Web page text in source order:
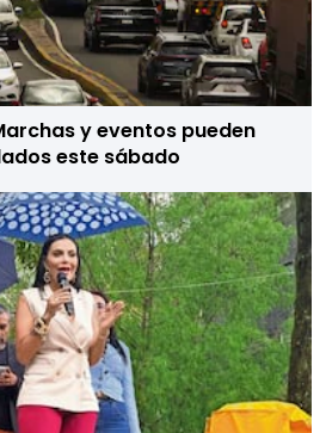
y eventos pueden
este sábado